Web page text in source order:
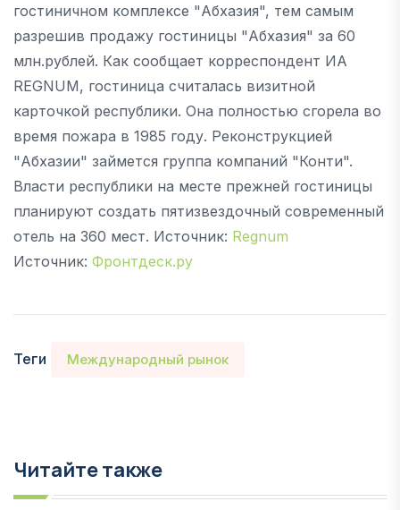
гостиничном комплексе "Абхазия", тем самым
разрешив продажу гостиницы "Абхазия" за 60
млн.рублей. Как сообщает корреспондент ИА
REGNUM, гостиница считалась визитной
карточкой республики. Она полностью сгорела во
время пожара в 1985 году. Реконструкцией
"Абхазии" займется группа компаний "Конти".
Власти республики на месте прежней гостиницы
планируют создать пятизвездочный современный
отель на 360 мест. Источник: Regnum
Источник: Фронтдеск.ру
Теги Международный рынок
Читайте также